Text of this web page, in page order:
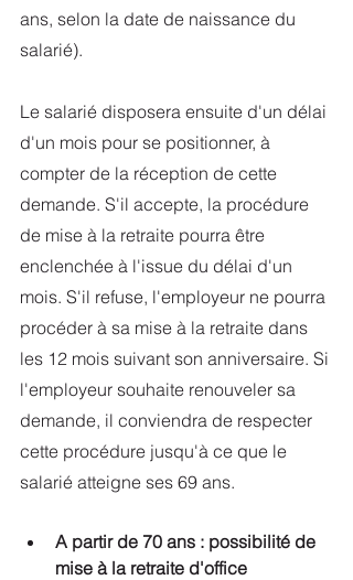
ans, selon la date de naissance du
salarié).
Le salarié disposera ensuite d'un délai
d'un mois pour se positionner, à
compter de la réception de cette
demande. S'il accepte, la procédure
de mise à la retraite pourra être
enclenchée à l'issue du délai d'un
mois. S'il refuse, l'employeur ne pourra
procéder à sa mise à la retraite dans
les 12 mois suivant son anniversaire. Si
l'employeur souhaite renouveler sa
demande, il conviendra de respecter
cette procédure jusqu'à ce que le
salarié atteigne ses 69 ans.
A partir de 70 ans : possibilité de
mise à la retraite d'office